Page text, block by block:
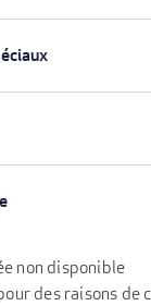
non disponible
des raisons